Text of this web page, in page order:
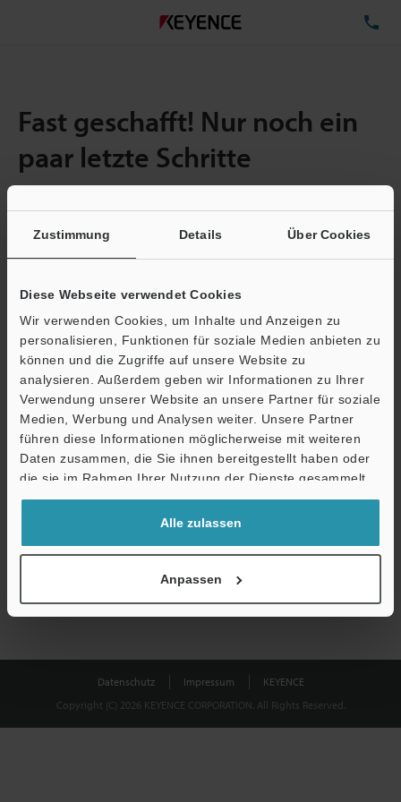
Zustimmung Details Über Cookies
Diese Webseite verwendet Cookies
Wir verwenden Cookies, um Inhalte und Anzeigen zu
personalisieren, Funktionen für soziale Medien anbieten zu
können und die Zugriffe auf unsere Website zu
analysieren. Außerdem geben wir Informationen zu Ihrer
Verwendung unserer Website an unsere Partner für soziale
Medien, Werbung und Analysen weiter. Unsere Partner
führen diese Informationen möglicherweise mit weiteren
Daten zusammen, die Sie ihnen bereitgestellt haben oder
die sie im Rahmen Ihrer Nutzung der Dienste gesammelt
haben.
Alle zulassen
Anpassen
Fast geschafft! Nur noch ein
paar letzte Schritte
E-Mail-Adresse (erforderlich)
Download
Datenschutz ist uns wichtig - Ihre Daten werden niemals
Datenschutz
Datenschutz Impressum
KEYENCE
Copyright (C) 2026 KEYENCE CORPORATION. All Rights Reserved.